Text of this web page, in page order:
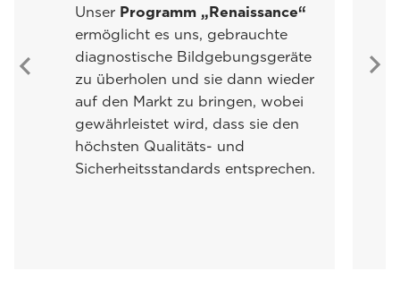
Unser Programm „Renaissance“
ermöglicht es uns, gebrauchte
diagnostische Bildgebungsgeräte
zu überholen und sie dann wieder
auf den Markt zu bringen, wobei
gewährleistet wird, dass sie den
höchsten Qualitäts- und
Sicherheitsstandards entsprechen.